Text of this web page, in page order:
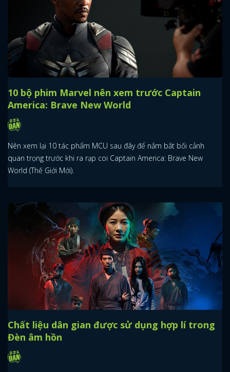
10 bộ phim Marvel nên xem trước Captain
America: Brave New World
Nên xem lại 10 tác phẩm MCU sau đây để nắm bắt bối cảnh
quan trọng trước khi ra rạp coi Captain America: Brave New
World (Thế Giới Mới).
Chất liệu dân gian được sử dụng hợp lí trong
Đèn âm hồn